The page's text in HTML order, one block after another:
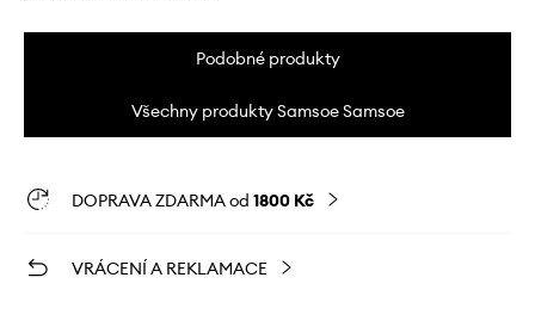
Podobné produkty
Všechny produkty Samsoe Samsoe
DOPRAVA ZDARMA od 1800 Kč
VRÁCENÍ A REKLAMACE